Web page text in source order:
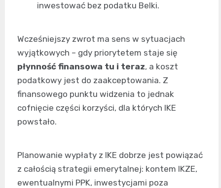
inwestować bez podatku Belki.
Wcześniejszy zwrot ma sens w sytuacjach
wyjątkowych – gdy priorytetem staje się
płynność finansowa tu i teraz, a koszt
podatkowy jest do zaakceptowania. Z
finansowego punktu widzenia to jednak
cofnięcie części korzyści, dla których IKE
powstało.
Planowanie wypłaty z IKE dobrze jest powiązać
z całością strategii emerytalnej: kontem IKZE,
ewentualnymi PPK, inwestycjami poza